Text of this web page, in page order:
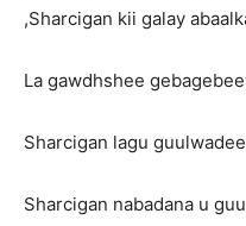
,Sharcigan kii galay
La gawdhshee
Sharcigan lagu
Sharcigan nabadana u